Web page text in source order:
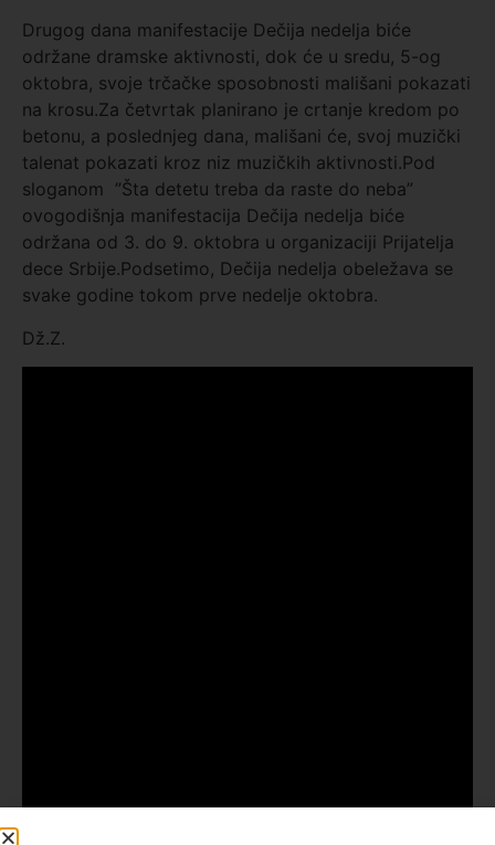
Drugog dana manifestacije Dečija nedelja biće
održane dramske aktivnosti, dok će u sredu, 5-og
oktobra, svoje trčačke sposobnosti mališani pokazati
na krosu.Za četvrtak planirano je crtanje kredom po
betonu, a poslednjeg dana, mališani će, svoj muzički
talenat pokazati kroz niz muzičkih aktivnosti.Pod
sloganom ”Šta detetu treba da raste do neba”
ovogodišnja manifestacija Dečija nedelja biće
održana od 3. do 9. oktobra u organizaciji Prijatelja
dece Srbije.Podsetimo, Dečija nedelja obeležava se
svake godine tokom prve nedelje oktobra.
Dž.Z.